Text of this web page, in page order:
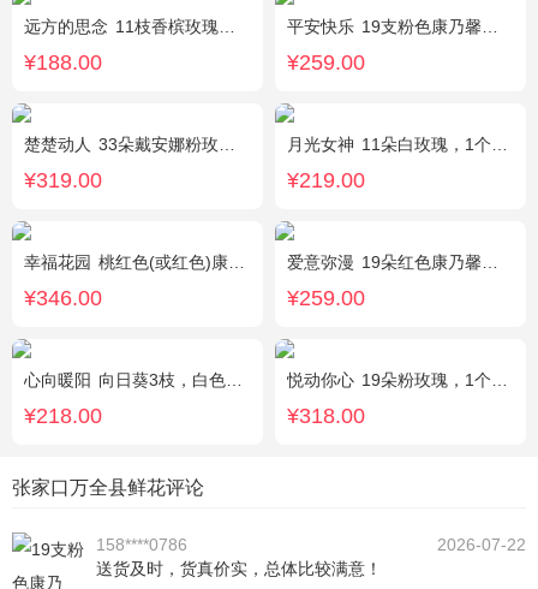
远方的思念 11枝香槟玫瑰单独包装，绿叶丰满。
¥188.00
平安快乐 19支粉色康乃馨，2支白色多头百合，搭配适量叶上黄金。
¥259.00
楚楚动人 33朵戴安娜粉玫瑰，相思梅搭配
¥319.00
月光女神 11朵白玫瑰，1个蓝色绣球，桔梗搭配
¥219.00
幸福花园 桃红色(或红色)康乃馨18枝，桃红色(或红色)玫瑰18枝，粉色康乃馨12枝，粉色多头小康乃馨9枝，点缀适量绿叶、叶上黄金等。
¥346.00
爱意弥漫 19朵红色康乃馨粉，2枝多头粉百合，黄莺、石竹梅搭配
¥259.00
心向暖阳 向日葵3枝，白色洋桔梗0.5扎，绿色小雏菊2枝，雪柳0.1扎
¥218.00
悦动你心 19朵粉玫瑰，1个粉色绣球，2个白色乒乓菊，粉色桔梗、尤加利间插丰满
¥318.00
张家口万全县鲜花评论
158****0786
2026-07-22
送货及时，货真价实，总体比较满意！